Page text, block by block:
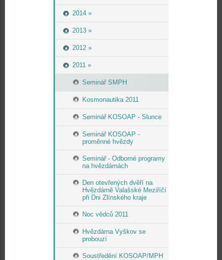
2014 »
2013 »
2012 »
2011 »
Seminář SMPH
Kosmonautika 2011
Seminář KOSOAP - Slunce
Seminář KOSOAP -
proměnné hvězdy
Seminář - Odborné programy
na hvězdárnách
Den otevřených dvěří na
Hvězdárně Valašské Meziříčí
při Dni Zlínského kraje
Noc vědců 2011
Hvězdárna Vyškov se
probouzí
Soustředění KOSOAP/MPH